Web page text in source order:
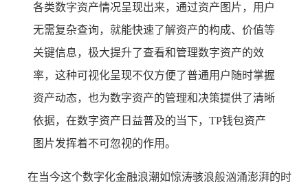
各类数字资产情况呈现出来，通过资产图片，用户
无需复杂查询，就能快速了解资产的构成、价值等
关键信息，极大提升了查看和管理数字资产的效
率，这种可视化呈现不仅方便了普通用户随时掌握
资产动态，也为数字资产的管理和决策提供了清晰
依据，在数字资产日益普及的当下，TP钱包资产
图片发挥着不可忽视的作用。
在当今这个数字化金融浪潮如惊涛骇浪般汹涌澎湃的时